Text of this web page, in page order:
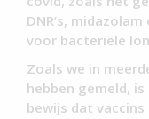
DNR’s,
voor bacteriële
Zoals we in
hebben gemeld,
bewijs dat